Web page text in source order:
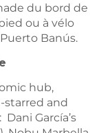
du bord de
ou à vélo
Banús.
hub,
starred and
García’s